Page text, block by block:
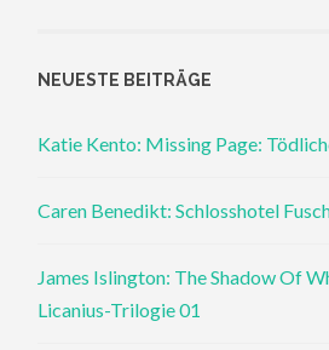
NEUESTE BEITRÄGE
Katie Kento: Missing Page:
Caren Benedikt: Schlosshotel
James Islington: The Shadow Of
Licanius-Trilogie 01